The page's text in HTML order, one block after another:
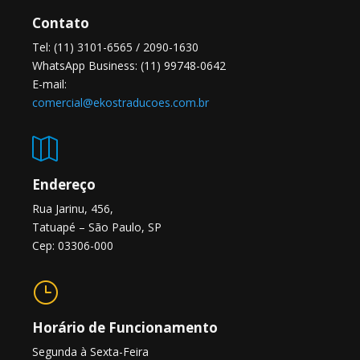
Contato
Tel: (11) 3101-6565 / 2090-1630
WhatsApp Business: (11) 99748-0642
E-mail:
comercial@ekostraducoes.com.br

Endereço
Rua Jarinu, 456,
Tatuapé – São Paulo, SP
Cep: 03306-000
}
Horário de Funcionamento
Segunda à Sexta-Feira